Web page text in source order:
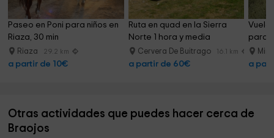
Paseo en Poni para niños en
Riaza, 30 min
Riaza 29.2 km
a partir de 10€
Ruta en quad en la Sierra
Norte 1 hora y media
Cervera De Buitrago 16.1 km
a partir de 60€
Vuelo
a
Otras actividades que puedes hacer cerca de
Braojos